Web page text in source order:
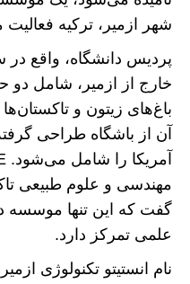
شهر ازمیر، ترکیه
پردیس دانشگاه، واقع در
خارج از ازمیر، شامل دو
باغ‌های زیتون و
آن از باشگاه طراحی
مهندسی و علوم طبیعی
گفت که این تنها موسسه
علمی تمرکز دارد.
نام انستیتو تکنولوژی